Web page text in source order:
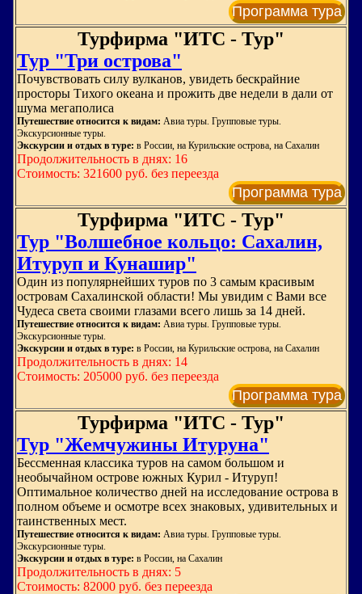
Программа тура
Турфирма "ИТС - Тур"
Тур "Три острова"
Почувствовать силу вулканов, увидеть бескрайние
просторы Тихого океана и прожить две недели в дали от
шума мегаполиса
Путешествие относится к видам: Авиа туры. Групповые туры.
Экскурсионные туры.
Экскурсии и отдых в туре: в России, на Курильские острова, на Сахалин
Продолжительность в днях: 16
Стоимость: 321600 руб. без переезда
Программа тура
Турфирма "ИТС - Тур"
Тур "Волшебное кольцо: Сахалин,
Итуруп и Кунашир"
Один из популярнейших туров по 3 самым красивым
островам Сахалинской области! Мы увидим с Вами все
Чудеса света своими глазами всего лишь за 14 дней.
Путешествие относится к видам: Авиа туры. Групповые туры.
Экскурсионные туры.
Экскурсии и отдых в туре: в России, на Курильские острова, на Сахалин
Продолжительность в днях: 14
Стоимость: 205000 руб. без переезда
Программа тура
Турфирма "ИТС - Тур"
Тур "Жемчужины Итуруна"
Бессменная классика туров на самом большом и
необычайном острове южных Курил - Итуруп!
Оптимальное количество дней на исследование острова в
полном объеме и осмотре всех знаковых, удивительных и
таинственных мест.
Путешествие относится к видам: Авиа туры. Групповые туры.
Экскурсионные туры.
Экскурсии и отдых в туре: в России, на Сахалин
Продолжительность в днях: 5
Стоимость: 82000 руб. без переезда